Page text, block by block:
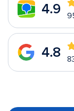
4.9
4.8